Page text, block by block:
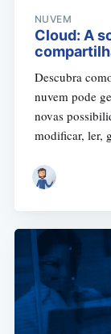
NUVEM
Cloud: A
Descubra
nuvem pode
novas
modificar, ler,